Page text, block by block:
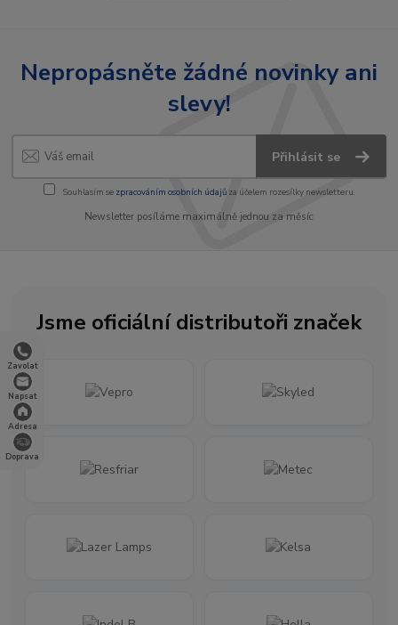
Zavolat
Napsat
Adresa
Doprava
Nepropásněte žádné novinky ani
slevy!
Přihlásit se
Souhlasím se zpracováním osobních údajůza účelem rozesílky newsletteru.
Newsletter posíláme maximálně jednou za měsíc
Jsme oficiální distributoři značek